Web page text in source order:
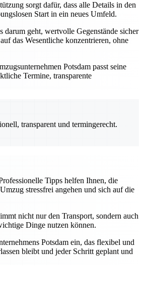
sorgt dafür, dass alle Details in den
Start in ein neues Umfeld.
geht, wertvolle Gegenstände sicher
das Wesentliche konzentrieren, ohne
Potsdam passt seine
Termine, transparente
transparent und termingerecht.
Tipps helfen Ihnen, die
stressfrei angehen und sich auf die
nicht nur den Transport, sondern auch
Dinge nutzen können.
Potsdam ein, das flexibel und
bleibt und jeder Schritt geplant und